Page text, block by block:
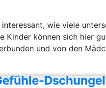
wie viele
Kinder können sich hier
und von den
Dschungel